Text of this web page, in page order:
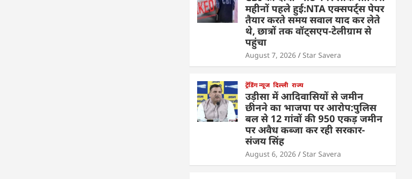
महीनों पहले हुई:NTA एक्सपर्ट्स पेपर
तैयार करते समय सवाल याद कर लेते
थे, छात्रों तक वॉट्सएप-टेलीग्राम से
पहुंचा
August 7, 2026 Star Savera
ट्रेंडिंग न्यूज दिल्ली राज्य
उड़ीसा में आदिवासियों से जमीन
छीनने का भाजपा पर आरोप:पुलिस
बल से 12 गांवों की 950 एकड़ जमीन
पर अवैध कब्जा कर रही सरकार-
संजय सिंह
August 6, 2026 Star Savera